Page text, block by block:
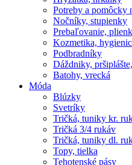
Potreby a pomôcky
Nočníky, stupienky
Prebaľovanie,
Kozmetika,
Podbradníky
Dáždniky,
Batohy, vrecká
Móda
Blúzky
Svetríky
Tričká, tuniky kr.
Tričká 3/4 rukáv
Tričká, tuniky dl.
Topy, tielka
Tehotenské pásy